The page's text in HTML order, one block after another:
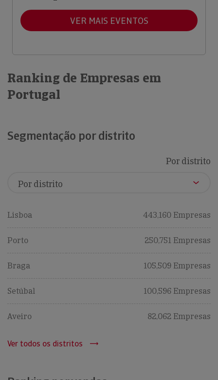
VER MAIS EVENTOS
Ranking de Empresas em
Portugal
Segmentação por distrito
Por distrito
Lisboa 443,160 Empresas
Porto 250,751 Empresas
Braga 105,509 Empresas
Setúbal 100,596 Empresas
Aveiro 82,062 Empresas
Ver todos os distritos